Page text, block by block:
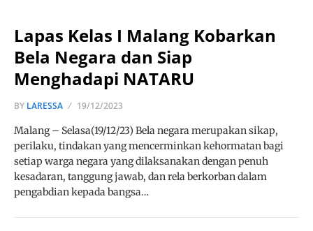
Lapas Kelas I Malang Kobarkan
Bela Negara dan Siap
Menghadapi NATARU
BY LARESSA 19/12/2023
Malang – Selasa(19/12/23) Bela negara merupakan sikap,
perilaku, tindakan yang mencerminkan kehormatan bagi
setiap warga negara yang dilaksanakan dengan penuh
kesadaran, tanggung jawab, dan rela berkorban dalam
pengabdian kepada bangsa…